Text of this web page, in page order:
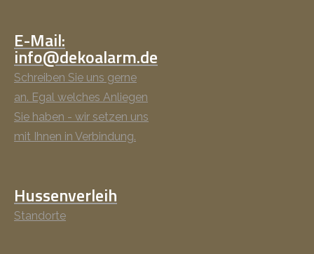
E-Mail:
info@dekoalarm.de
Schreiben Sie uns gerne
an. Egal welches Anliegen
Sie haben - wir setzen uns
mit Ihnen in Verbindung.
Hussenverleih
Standorte